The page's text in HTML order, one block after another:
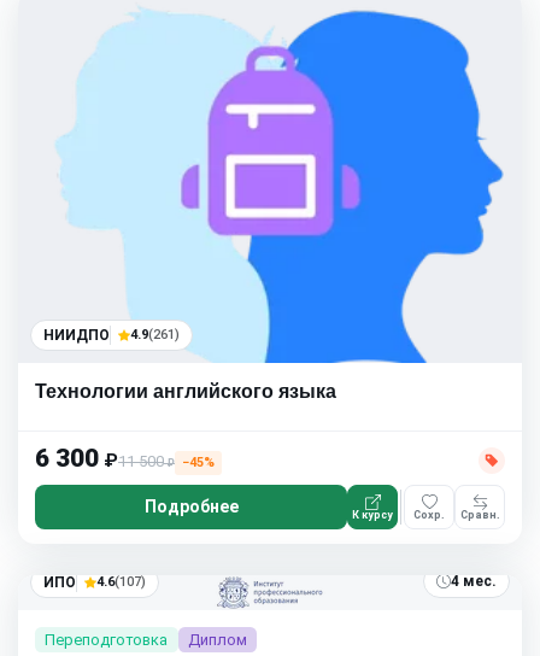
НИИДПО 4.9(261)
Технологии английского языка
6 300 ₽11 500₽ −45%
Подробнее К курсу Сохр. Сравн.
ИПО 4.6(107) 4 мес.
Переподготовка Диплом